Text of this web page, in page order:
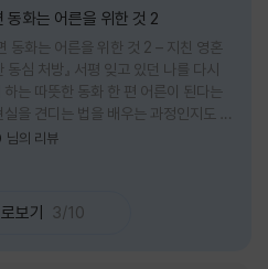
동화는 어른을 위한 것 2
면 동화는 어른을 위한 것 2 – 지친 영혼
동심 처방』 서평 잊고 있던 나를 다시
하는 따뜻한 동화 한 편 어른이 된다는
실을 견디는 법을 배우는 과정인지도 모
야 할 일은 늘어나고, 책임은 무거워지
성과를 먼저 생각하는 사람이 되어간다.
동화는 어른을 위한 것 2 – 지친 영혼
님의 리뷰
보기 3/10